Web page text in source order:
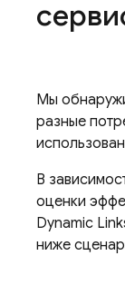
Мы
разные
В
оценки
Dynamic
ниже